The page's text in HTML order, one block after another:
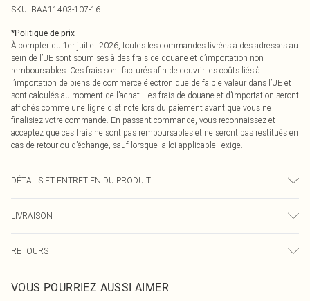
SKU: BAA11403-107-16
*Politique de prix
À compter du 1er juillet 2026, toutes les commandes livrées à des adresses au
sein de l’UE sont soumises à des frais de douane et d’importation non
remboursables. Ces frais sont facturés afin de couvrir les coûts liés à
l’importation de biens de commerce électronique de faible valeur dans l’UE et
sont calculés au moment de l’achat. Les frais de douane et d’importation seront
affichés comme une ligne distincte lors du paiement avant que vous ne
finalisiez votre commande. En passant commande, vous reconnaissez et
acceptez que ces frais ne sont pas remboursables et ne seront pas restitués en
cas de retour ou d’échange, sauf lorsque la loi applicable l’exige.
DÉTAILS ET ENTRETIEN DU PRODUIT
mannequin porte une taille 10, mesure environ 1m70 - 1m75.
LIVRAISON
Livraison express France
Jusqu'à 2-3 jours ouvrables
RETOURS
pour nous retourner un article.
VOUS POURRIEZ AUSSI AIMER